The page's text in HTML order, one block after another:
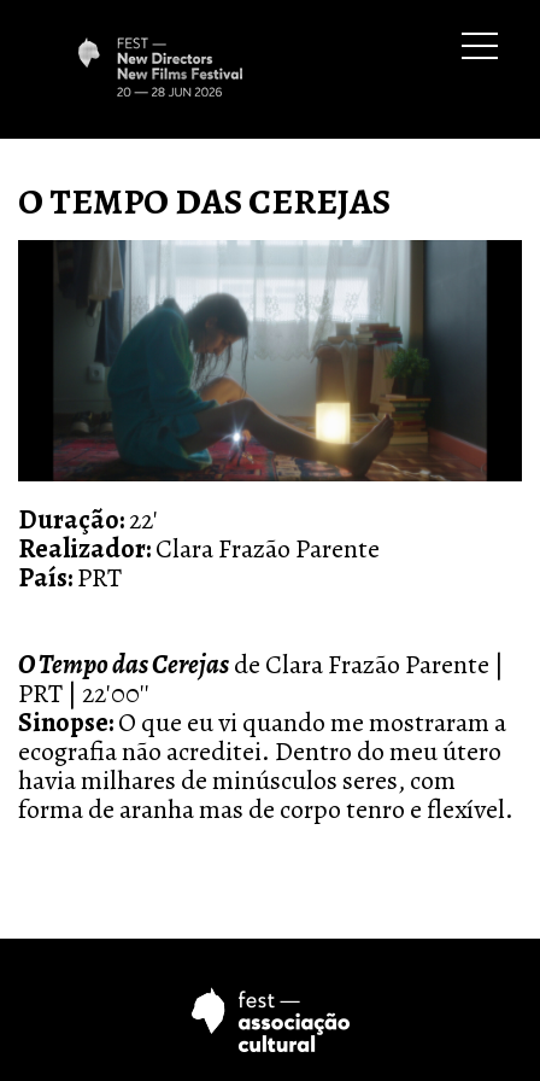
O TEMPO DAS CEREJAS
Duração:22'
Realizador:Clara Frazão Parente
País:PRT
O Tempo das Cerejasde Clara Frazão Parente |
PRT | 22'00''
Sinopse:O que eu vi quando me mostraram a
ecografia não acreditei. Dentro do meu útero
havia milhares de minúsculos seres, com
forma de aranha mas de corpo tenro e flexível.